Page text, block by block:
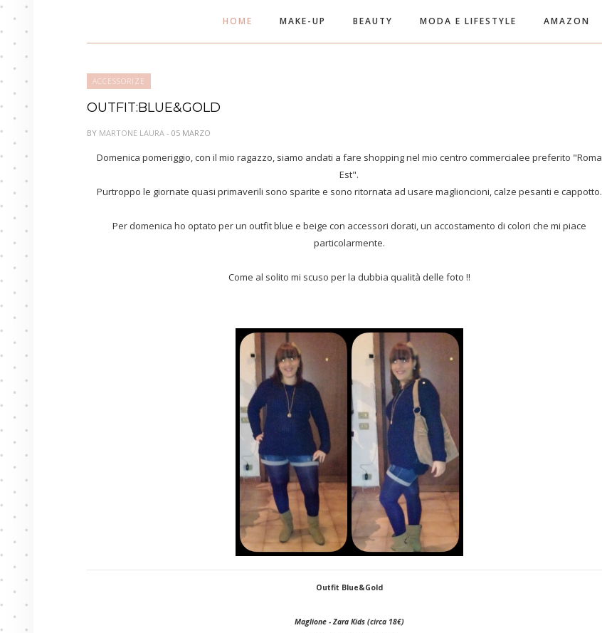
HOME MAKE-UP BEAUTY MODA E LIFESTYLE AMAZON
ACCESSORIZE
OUTFIT:BLUE&GOLD
BY MARTONE LAURA - 05 MARZO
Domenica pomeriggio, con il mio ragazzo, siamo andati a fare shopping nel mio centro commercialee preferito "Roma
Est".
Purtroppo le giornate quasi primaverili sono sparite e sono ritornata ad usare maglioncioni, calze pesanti e cappotto.
Per domenica ho optato per un outfit blue e beige con accessori dorati, un accostamento di colori che mi piace
particolarmente.
Come al solito mi scuso per la dubbia qualità delle foto !!
Outfit Blue&Gold
Maglione - Zara Kids (circa 18€)